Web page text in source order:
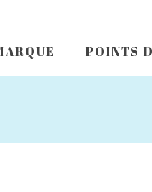
POINTS